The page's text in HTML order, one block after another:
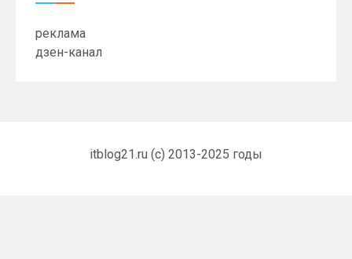
реклама
дзен-канал
itblog21.ru (c) 2013-2025 годы